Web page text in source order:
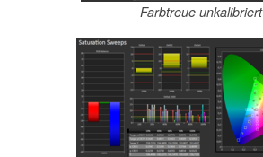
Farbtreue unkalibriert